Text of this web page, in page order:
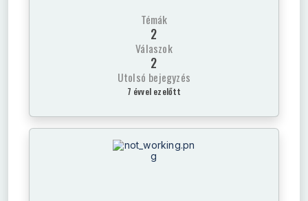
Témák
2
Válaszok
2
Utolsó bejegyzés
7 évvel ezelőtt